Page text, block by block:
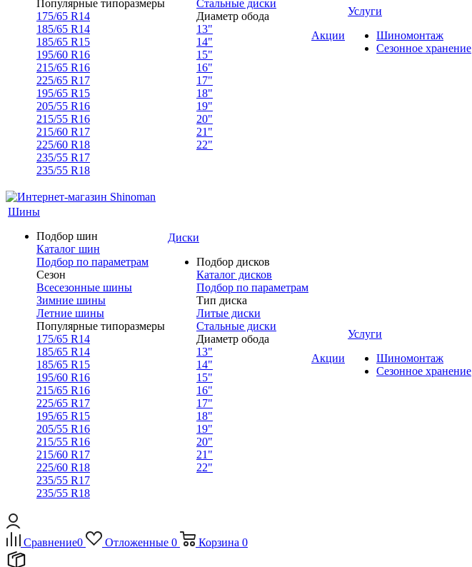
Популярные типоразмеры
175/65 R14
185/65 R14
185/65 R15
195/60 R16
215/65 R16
225/65 R17
195/65 R15
205/55 R16
215/55 R16
215/60 R17
225/60 R18
235/55 R17
235/55 R18
Стальные диски
Диаметр обода
13"
14"
15"
16"
17"
18"
19"
20"
21"
22"
Акции
Услуги
Шиномонтаж
Сезонное хранение
Шины
Подбор шин
Каталог шин
Подбор по параметрам
Сезон
Всесезонные шины
Зимние шины
Летние шины
Популярные типоразмеры
175/65 R14
185/65 R14
185/65 R15
195/60 R16
215/65 R16
225/65 R17
195/65 R15
205/55 R16
215/55 R16
215/60 R17
225/60 R18
235/55 R17
235/55 R18
Диски
Подбор дисков
Каталог дисков
Подбор по параметрам
Тип диска
Литые диски
Стальные диски
Диаметр обода
13"
14"
15"
16"
17"
18"
19"
20"
21"
22"
Акции
Услуги
Шиномонтаж
Сезонное хранение
Сравнение0 Отложенные 0 Корзина 0